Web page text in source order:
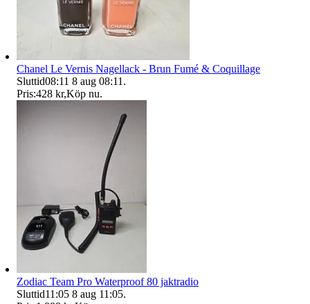
Chanel Le Vernis Nagellack - Brun Fumé & Coquillage
Sluttid08:11 8 aug 08:11 .
Pris:428 kr,Köp nu.
Zodiac Team Pro Waterproof 80 jaktradio
Sluttid11:05 8 aug 11:05.